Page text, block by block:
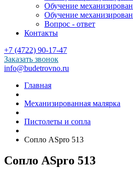
Обучение
Обучение
Вопрос - ответ
Контакты
+7 (4722) 90-17-47
Заказать звонок
info@budetrovno.ru
Главная
Механизированная малярка
Пистолеты и сопла
Сопло ASpro 513
Сопло ASpro 513